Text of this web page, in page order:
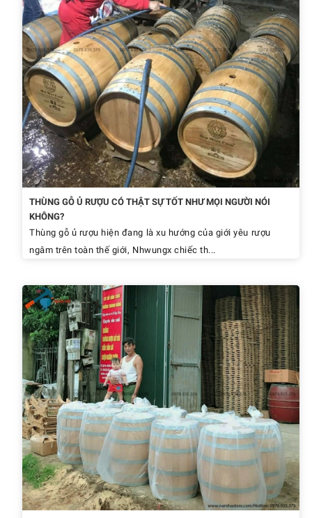
THÙNG GỖ Ủ RƯỢU CÓ THẬT SỰ TỐT NHƯ MỌI NGƯỜI NÓI
KHÔNG?
Thùng gỗ ủ rượu hiện đang là xu hướng của giới yêu rượu
ngâm trên toàn thế giới, Nhwungx chiếc th...